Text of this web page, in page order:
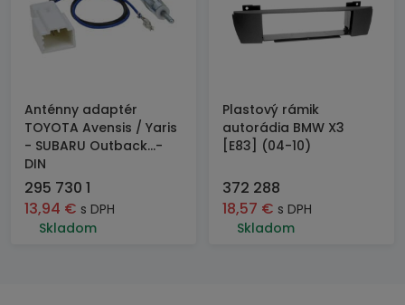
Anténny adaptér
TOYOTA Avensis / Yaris
- SUBARU Outback...-
DIN
295 730 1
13,94 € s DPH
Skladom
Plastový rámik
autorádia BMW X3
[E83] (04-10)
372 288
18,57 € s DPH
Skladom